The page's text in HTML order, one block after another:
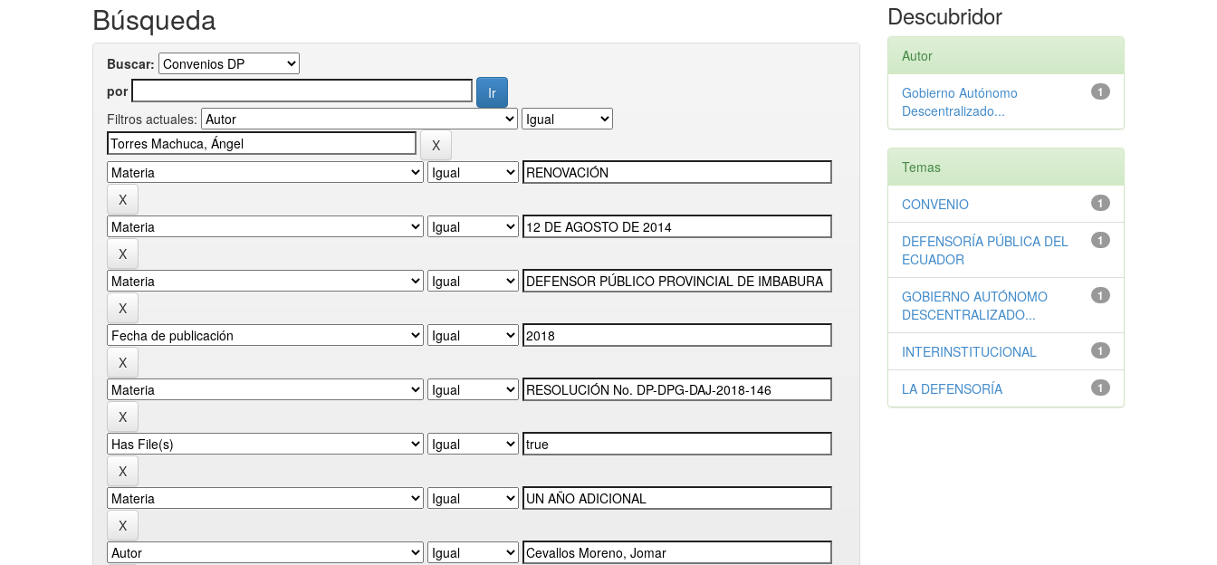
Búsqueda
Buscar:
por
Filtros actuales:
Descubridor
Autor
1
Gobierno Autónomo
Descentralizado...
Temas
1
CONVENIO
1
DEFENSORÍA PÚBLICA DEL
ECUADOR
1
GOBIERNO AUTÓNOMO
DESCENTRALIZADO...
1
INTERINSTITUCIONAL
1
LA DEFENSORÍA